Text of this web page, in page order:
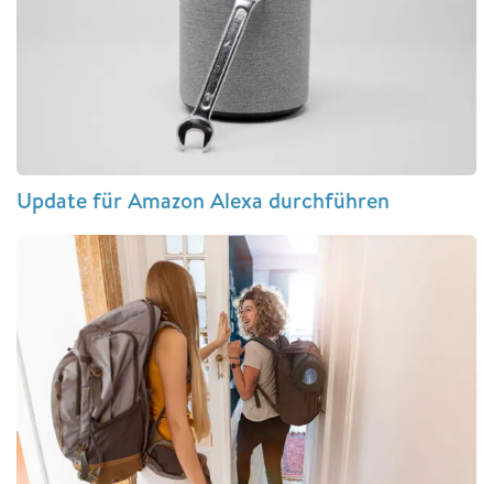
Update für Amazon Alexa durchführen